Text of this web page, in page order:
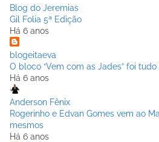
Blog do Jeremias
Gil Folia 5ª Edição
Há 6 anos
blogeitaeva
O bloco “Vem com as Jades” foi tudo
Há 6 anos
Anderson Fênix
Rogerinho e Edvan Gomes vem ao
mesmos
Há 6 anos